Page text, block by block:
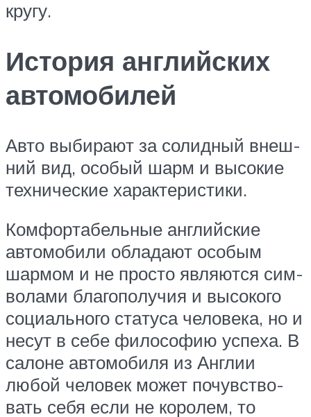
кругу.
История английских
автомобилей
Авто выби­ра­ют за солид­ный внеш­
ний вид, осо­бый шарм и высо­кие
тех­ни­че­ские характеристики.
Ком­фор­та­бель­ные англий­ские
авто­мо­би­ли обла­да­ют осо­бым
шар­мом и не про­сто явля­ют­ся сим­
во­ла­ми бла­го­по­лу­чия и высо­ко­го
соци­аль­но­го ста­ту­са чело­ве­ка, но и
несут в себе фило­со­фию успе­ха. В
салоне авто­мо­би­ля из Англии
любой чело­век может почув­ство­
вать себя если не коро­лем, то